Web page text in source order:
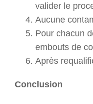
valider le
Aucune
Pour chacun
embouts de
Après
Conclusion